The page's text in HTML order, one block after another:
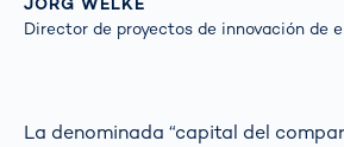
Director de proyectos de innovación de
La denominada “capital del